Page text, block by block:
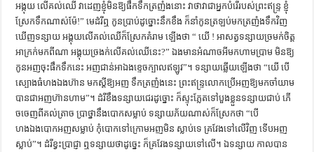
អង្កុយ លើគល់ឈើ វាដេញខ្ញុំមិនឱ្យផឹកទឹកត្រញំងនោះ វាថាវាជាអ្នកបំរើរបស់ព្រះឥន្ទ្រ ខ្ញុំ
ស្រែកទឹកណាស់ម៉ែ!” មេដំរីឮ កូនប្រាប់ដូច្នោះនឹកខឹង ក៏នាំកូនត្រឡប់មកត្រញំងទឹកវិញ
ឃើញទន្សាយ អង្គុយលើគល់ឈើក៏ស្រែកគំរាម ឡើងថា “ យើ ! អាសត្វទន្សាយច្រមក់ចិត្ដ
អាក្រក់មកពីណា អង្គុយច្រងក់លើគល់ឈើនេះ?” ឯងមានអំណាចអីមកហាមប្រាម មិនឱ្យ
កូនអញចុះផឹកទឹកនេះ អញជាន់អាឯងខ្ទេចក្បាលឥឡូវ”។ ទន្សាយឆ្លើយឡើងថា “យើ បើ
ស្បោងធំហងឯងហ៊ាន មកស្ដីឱ្យអញ ទឹកត្រញំងនេះ ព្រះឥន្ទ្រលោកប្រើអញឱ្យមកចាំយាម
បានជាអញហ៊ានហាម”។ ដំរីខឹងទន្សាយជេរដូច្នោះ ក៏ស្ទុះភ្លែតទៅបួងខ្លួនទន្សាយជាប់ ភើ
ចចេញពីគល់ត្រាច ប្រាថ្នានឹងបោកសម្លាប់ ទន្សាយភ័យណាស់ក៏ស្រែកថា “បើ
ហងឯងបោកអញសម្លាប់ កុំបោកទៅក្រោមអញមិន ស្លាប់ទេ គ្រវែងទៅលើវិញ ទើបអញ
ស្លាប់”។ ដំរីខ្វះប្រាជ្ញា ឮទន្សាយថាដូច្នេះ ក៏គ្រវែងទន្សាយទៅលើ។ ឯទន្សាយ កាលបាន